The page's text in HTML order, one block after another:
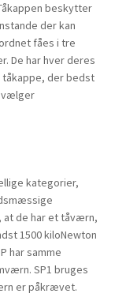
beskytter
der kan
fåes i tre
De har hver deres
der bedst
vælger
kategorier,
at de har et tåværn,
1500 kiloNewton
har samme
SP1 bruges
er påkrævet.